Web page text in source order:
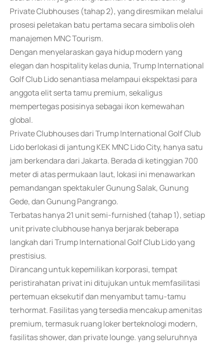
Private Clubhouses (tahap 2), yang diresmikan melalui
prosesi peletakan batu pertama secara simbolis oleh
manajemen MNC Tourism.
Dengan menyelaraskan gaya hidup modern yang
elegan dan hospitality kelas dunia, Trump International
Golf Club Lido senantiasa melampaui ekspektasi para
anggota elit serta tamu premium, sekaligus
mempertegas posisinya sebagai ikon kemewahan
global.
Private Clubhouses dari Trump International Golf Club
Lido berlokasi di jantung KEK MNC Lido City, hanya satu
jam berkendara dari Jakarta. Berada di ketinggian 700
meter di atas permukaan laut, lokasi ini menawarkan
pemandangan spektakuler Gunung Salak, Gunung
Gede, dan Gunung Pangrango.
Terbatas hanya 21 unit semi-furnished (tahap 1), setiap
unit private clubhouse hanya berjarak beberapa
langkah dari Trump International Golf Club Lido yang
prestisius.
Dirancang untuk kepemilikan korporasi, tempat
peristirahatan privat ini ditujukan untuk memfasilitasi
pertemuan eksekutif dan menyambut tamu-tamu
terhormat. Fasilitas yang tersedia mencakup amenitas
premium, termasuk ruang loker berteknologi modern,
fasilitas shower, dan private lounge. yang seluruhnya